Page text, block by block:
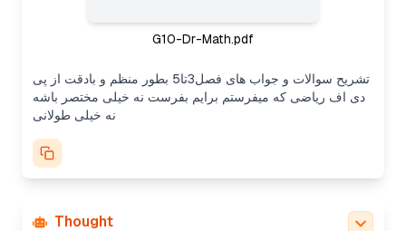
G10-Dr-Math.pdf
تشریح سوالات و جواب های فصل3تا5 بطور منظم و بادقت از پی
دی اف ریاضی که میفرستم برایم بفرست نه خیلی مختصر باشه
نه خیلی طولانی
Thought